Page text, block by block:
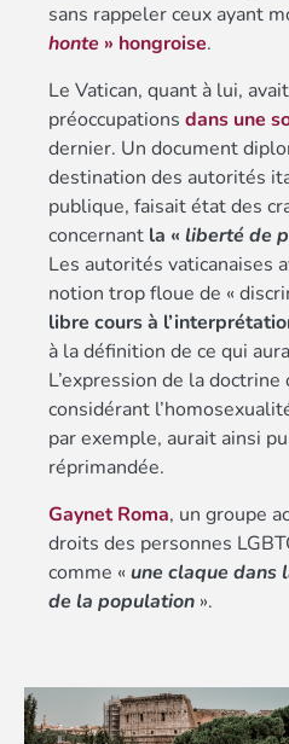
sans rappeler ceux ayant
honte » hongroise.
Le Vatican, quant à lui,
préoccupations dans une
dernier. Un document
destination des autorités
publique, faisait état des
concernant la « liberté de
Les autorités vaticanaises
notion trop floue de «
libre cours à
à la définition de ce qui
L’expression de la
considérant
par exemple, aurait ainsi
réprimandée.
Gaynet Roma, un groupe
droits des personnes
comme « une claque dans
de la population ».